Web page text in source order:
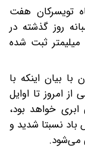
تویسرکان هفت
روز گذشته در
ثبت شده
بیان اینکه با
امروز تا اوایل
خواهد بود،
باد نسبتا شدید و
می‌شود.